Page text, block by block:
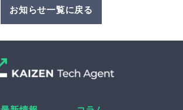
お知らせ一覧に戻る